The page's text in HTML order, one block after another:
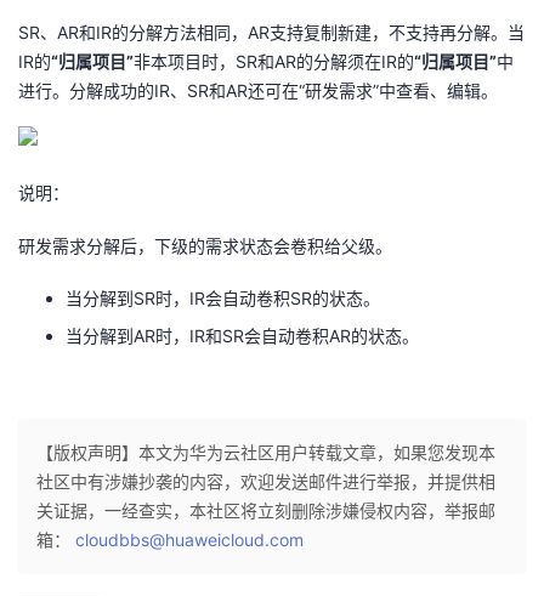
注
开
发
者
学
课
程
的
认
我
的
我
的
Programs
我
的
支
持
我
支
持
声
建
SR、AR和IR的分解方法相同，AR支持复制新建，不支持再分解。当
IR的“归属项目”非本项目时，SR和AR的分解须在IR的“归属项目”中
进行。分解成功的IR、SR和AR还可在“研发需求”中查看、编辑。
说明：
研发需求分解后，下级的需求状态会卷积给父级。
当分解到SR时，IR会自动卷积SR的状态。
当分解到AR时，IR和SR会自动卷积AR的状态。
【版权声明】本文为华为云社区用户转载文章，如果您发现本
社区中有涉嫌抄袭的内容，欢迎发送邮件进行举报，并提供相
关证据，一经查实，本社区将立刻删除涉嫌侵权内容，举报邮
箱： cloudbbs@huaweicloud.com